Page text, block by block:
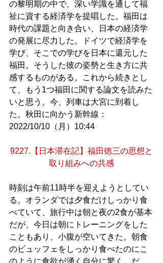
の黎明期の中で、深い学識を通して福
祉に資する経済学を提唱した。福田は
時代の課題と向き合い、日本の経済学
の発展に尽力した。ドイツで経済学を
学び、そこでの学びを日本に還元した
福田。そうした彼の姿勢と生き方に共
感するものがある。これから続きとし
て、もう1つ福田に関する論文を読みた
いと思う。今、列車は大宮に到着し
た。秋田に向かう新幹線：
2022/10/10（月）10:44
9227.【日本滞在記】福田徳三の思想と
取り組みへの共感
時刻は午前11時半を迎えようとしてい
る。オランダでは夕食だけしっかり食
べていて、旅行中は朝と夜の2食が基本
だが、今日は朝にトレーニングをした
こともあり、小腹が空いてきた。朝食
のビュッフェをしっかり食べたのにこ
のように食欲が湧く自分に驚く。だ